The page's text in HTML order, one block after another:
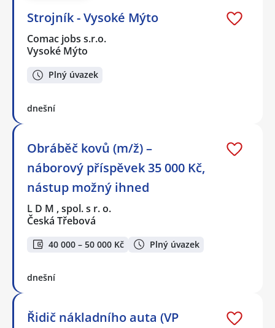
Strojník - Vysoké Mýto
Comac jobs s.r.o.
Vysoké Mýto
Plný úvazek
dnešní
Obráběč kovů (m/ž) –
náborový příspěvek 35 000 Kč,
nástup možný ihned
L D M , spol. s r. o.
Česká Třebová
40 000 – 50 000 Kč Plný úvazek
dnešní
Řidič nákladního auta (VP